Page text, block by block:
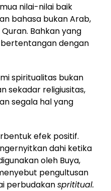
nilai-nilai baik
bahasa bukan Arab,
Bahkan yang
dengan
spiritualitas bukan
sekadar religiusitas,
segala hal yang
efek positif.
dahi ketika
oleh Buya,
pengultusan
perbudakansprititual.